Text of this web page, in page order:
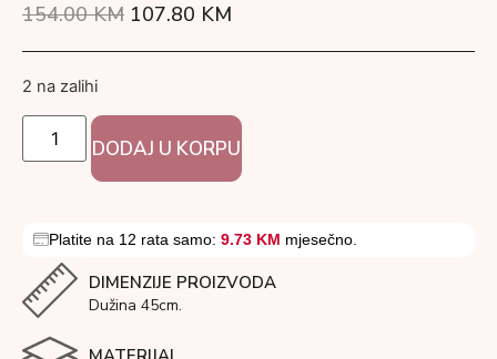
154.00KM 107.80 KM
2 na zalihi
DODAJ U KORPU
Platite na 12 rata samo: 9.73 KM mjesečno.
DIMENZIJE PROIZVODA
Dužina 45cm.